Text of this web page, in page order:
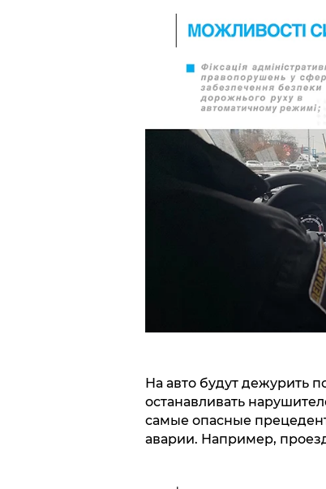
На авто будут дежурить
останавливать
самые опасные
аварии. Например,